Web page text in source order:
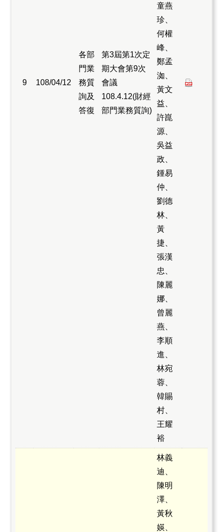
9 108/04/12
各部
門業
務質
詢及
答復
第3屆第1次定
期大會第9次
會議
108.4.12(財經
部門業務質詢)
童燕
珍、
何權
峰、
鄭孟
洳、
黃文
益、
許崑
源、
吳益
政、
鍾易
仲、
劉德
林、
黃
捷、
張漢
忠、
陳麗
娜、
曾麗
燕、
李順
進、
林宛
蓉、
韓賜
村、
王耀
裕
林義
迪、
陳明
澤、
黃秋
媖、